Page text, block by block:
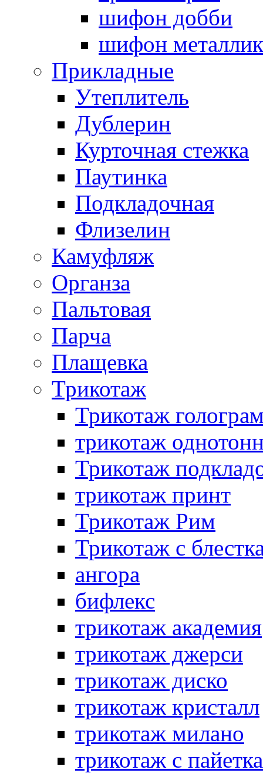
шифон добби
шифон металлик
Прикладные
Утеплитель
Дублерин
Курточная стежка
Паутинка
Подкладочная
Флизелин
Камуфляж
Органза
Пальтовая
Парча
Плащевка
Трикотаж
Трикотаж
трикотаж
Трикотаж
трикотаж принт
Трикотаж Рим
Трикотаж с
ангора
бифлекс
трикотаж академия
трикотаж джерси
трикотаж диско
трикотаж кристалл
трикотаж милано
трикотаж с